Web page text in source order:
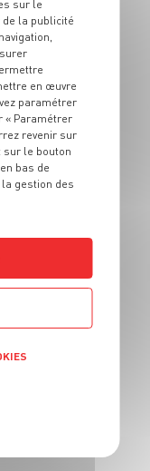
10 min
sur le
la publicité
en œuvre
paramétrer
« Paramétrer
revenir sur
sur le bouton
bas de
gestion des